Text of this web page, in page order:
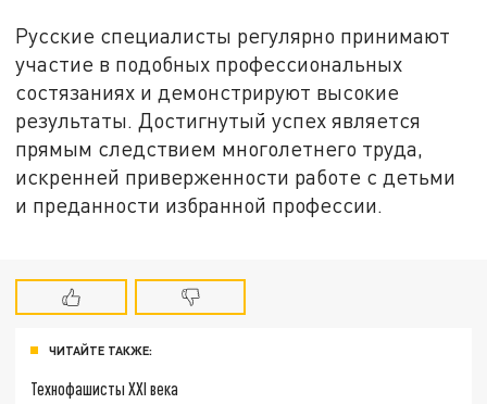
Русские специалисты регулярно принимают
участие в подобных профессиональных
состязаниях и демонстрируют высокие
результаты. Достигнутый успех является
прямым следствием многолетнего труда,
искренней приверженности работе с детьми
и преданности избранной профессии.
ЧИТАЙТЕ ТАКЖЕ:
Технофашисты XXI века